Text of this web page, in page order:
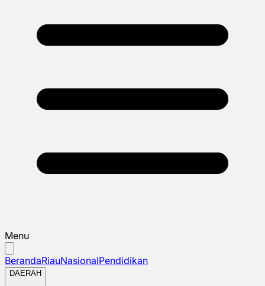
Menu
BerandaRiauNasionalPendidikan
DAERAH